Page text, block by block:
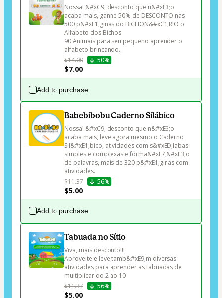
Nossa! &#xC9; desconto que n&#xE3;o
acaba mais, ganhe 50% de DESCONTO nas
500 p&#xE1;ginas do BICHON&#xC1;RIO o
Alfabeto dos Bichos.
90 Animais para seu pequeno aprender o
alfabeto brincando.
$14.00
50%
$7.00
Add to purchase
Babebibobu Caderno Silábico
Nossa! &#xC9; desconto que n&#xE3;o
acaba mais, leve agora mesmo o Caderno
Sil&#xE1;bico, atividades com s&#xED;labas
simples e complexas e forma&#xE7;&#xE3;o
de palavras, mais de 320 p&#xE1;ginas com
atividades.
$11.37
56%
$5.00
Add to purchase
Tabuada no Sítio
Viva, mais desconto!!!
Aproveite e leve tamb&#xE9;m diversas
atividades para aprender as tabuadas de
multiplicar do 2 ao 10
$11.37
56%
$5.00